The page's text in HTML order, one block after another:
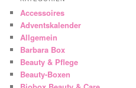
Accessoires
Adventskalender
Allgemein
Barbara Box
Beauty & Pflege
Beauty-Boxen